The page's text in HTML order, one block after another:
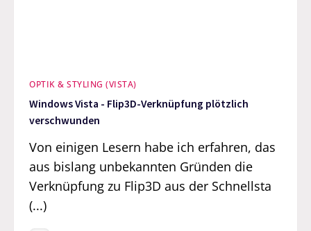
OPTIK & STYLING (VISTA)
Windows Vista - Flip3D-Verknüpfung plötzlich
verschwunden
Von einigen Lesern habe ich erfahren, das
aus bislang unbekannten Gründen die
Verknüpfung zu Flip3D aus der Schnellsta
(...)